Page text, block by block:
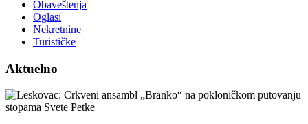
Obaveštenja
Oglasi
Nekretnine
Turističke
Aktuelno